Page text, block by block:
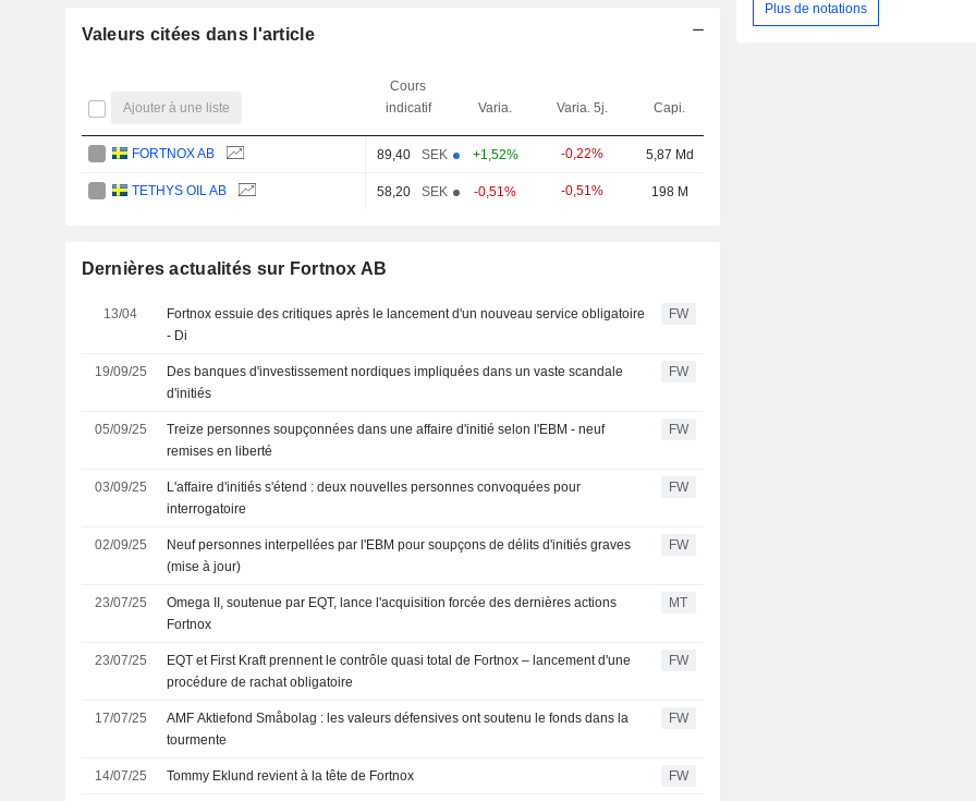
Valeurs citées dans l'article
Ajouter à une liste
Cours
indicatif
Varia. Varia. 5j. Capi.
FORTNOX AB 89,40 SEK +1,52% -0,22% 5,87 Md
TETHYS OIL AB 58,20 SEK -0,51% -0,51% 198 M
Dernières actualités sur Fortnox AB
13/04
Fortnox essuie des critiques après le lancement d'un nouveau service obligatoire
- Di
FW
19/09/25
Des banques d'investissement nordiques impliquées dans un vaste scandale
d'initiés
FW
05/09/25
Treize personnes soupçonnées dans une affaire d'initié selon l'EBM - neuf
remises en liberté
FW
03/09/25
L'affaire d'initiés s'étend : deux nouvelles personnes convoquées pour
interrogatoire
FW
02/09/25
Neuf personnes interpellées par l'EBM pour soupçons de délits d'initiés graves
(mise à jour)
FW
23/07/25
Omega II, soutenue par EQT, lance l'acquisition forcée des dernières actions
Fortnox
MT
23/07/25
EQT et First Kraft prennent le contrôle quasi total de Fortnox – lancement d'une
procédure de rachat obligatoire
FW
17/07/25
AMF Aktiefond Småbolag : les valeurs défensives ont soutenu le fonds dans la
tourmente
FW
14/07/25 Tommy Eklund revient à la tête de Fortnox FW
Plus de notations